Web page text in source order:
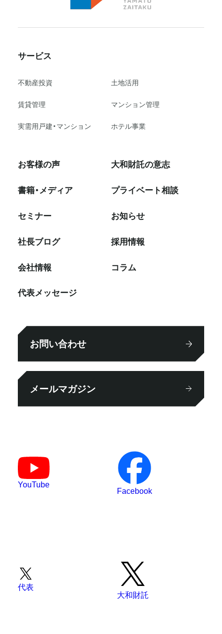
サービス
不動産投資
⼟地活⽤
賃貸管理
マンション管理
実需用戸建・マンション
ホテル事業
お客様の声
書籍・メディア
セミナー
社⻑ブログ
会社情報
代表メッセージ
大和財託の意志
プライベート相談
お知らせ
採⽤情報
コラム
お問い合わせ
メールマガジン
YouTube
Facebook
代表
大和財託